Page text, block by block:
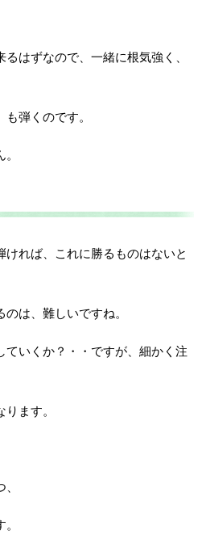
はずなので、一緒に根気強く、
弾くのです。
れば、これに勝るものはないと
は、難しいですね。
いくか？・・ですが、細かく注
ます。